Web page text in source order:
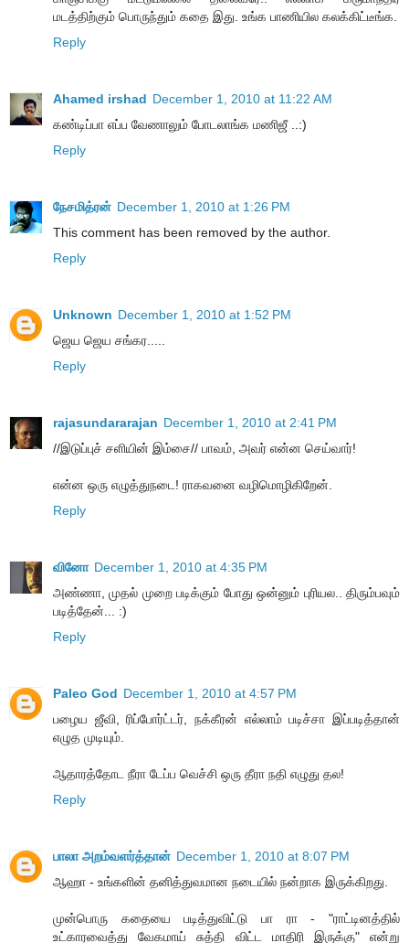
மடத்திற்கும் பொருந்தும் கதை இது. உங்க பாணியில கலக்கிட்டீங்க.
Reply
Ahamed irshad December 1, 2010 at 11:22 AM
க‌ண்டிப்பா எப்ப‌ வேணாலும் போட‌லாங்க‌ ம‌ணிஜீ ..:)
Reply
நேசமித்ரன் December 1, 2010 at 1:26 PM
This comment has been removed by the author.
Reply
Unknown December 1, 2010 at 1:52 PM
ஜெய ஜெய சங்கர.....
Reply
rajasundararajan December 1, 2010 at 2:41 PM
//இடுப்புச் சளியின் இம்சை// பாவம், அவர் என்ன செய்வார்!
என்ன ஒரு எழுத்துநடை! ராகவனை வழிமொழிகிறேன்.
Reply
வினோ December 1, 2010 at 4:35 PM
அண்ணா, முதல் முறை படிக்கும் போது ஒன்னும் புரியல.. திரும்பவும்
படித்தேன்... :)
Reply
Paleo God December 1, 2010 at 4:57 PM
பழைய ஜீவி, ரிப்போர்ட்டர், நக்கீரன் எல்லாம் படிச்சா இப்படித்தான்
எழுத முடியும்.
ஆதாரத்தோட நீரா டேப்ப வெச்சி ஒரு தீரா நதி எழுது தல!
Reply
பாலா அறம்வளர்த்தான் December 1, 2010 at 8:07 PM
ஆஹா - உங்களின் தனித்துவமான நடையில் நன்றாக இருக்கிறது.
முன்பொரு கதையை படித்துவிட்டு பா ரா - "ராட்டினத்தில்
உட்காரவைத்து வேகமாய் சுத்தி விட்ட மாதிரி இருக்கு" என்று